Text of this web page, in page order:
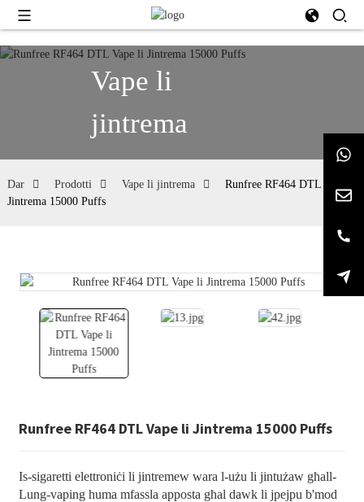
Vape li
jintrema
Dar Prodotti Vape li jintrema
Runfree RF464 DTL Vape li
Jintrema 15000 Puffs
Runfree RF464 DTL Vape li Jintrema 15000 Puffs
Is-sigaretti elettroniċi li jintremew wara l-użu li jintużaw għall-
Lung-vaping huma mfassla apposta għal dawk li jpejpu b'mod